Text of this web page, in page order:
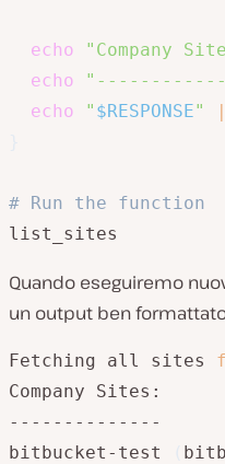
echo
"Company
echo
echo
" $RESPONSE" |
# Run the function
list_sites
Quando eseguiremo
un output ben
Fetching all sites
Company Sites:
--------------
bitbucket-test